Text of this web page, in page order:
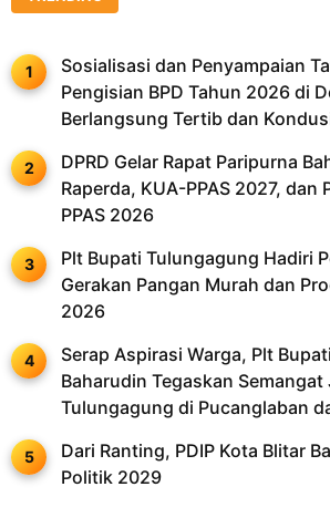
Sosialisasi dan Penyampaian
Pengisian BPD Tahun 2026 di
Berlangsung Tertib dan
DPRD Gelar Rapat Paripurna
Raperda, KUA-PPAS 2027, dan
PPAS 2026
Plt Bupati Tulungagung Hadiri
Gerakan Pangan Murah dan
2026
Serap Aspirasi Warga, Plt
Baharudin Tegaskan Semangat
Tulungagung di Pucanglaban
Dari Ranting, PDIP Kota Blitar
Politik 2029